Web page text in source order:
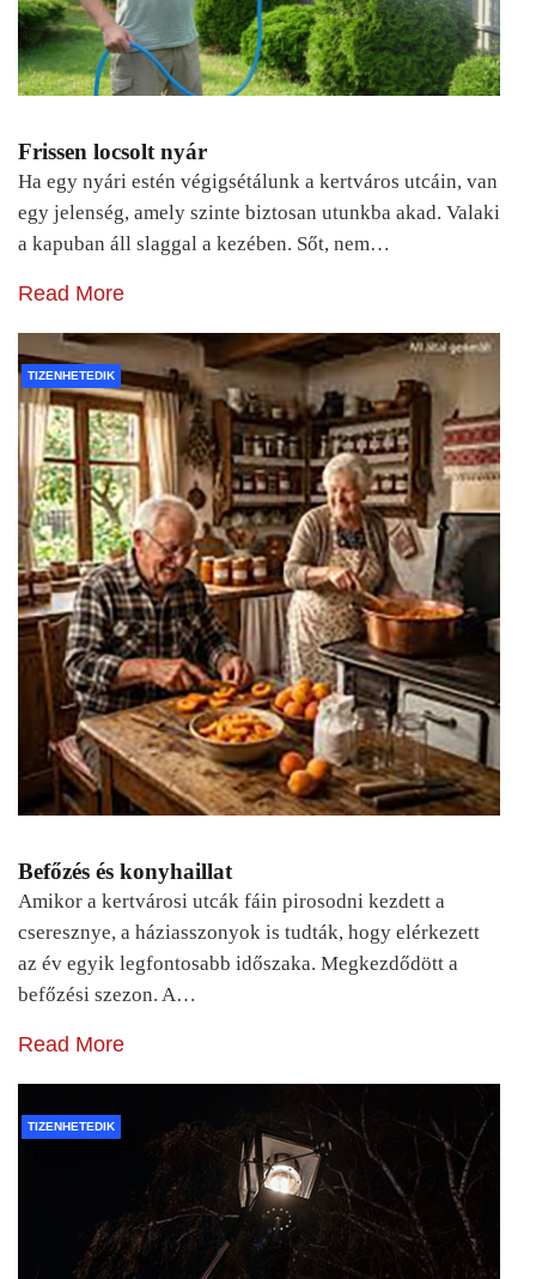
Frissen locsolt nyár
Ha egy nyári estén végigsétálunk a kertváros utcáin, van
egy jelenség, amely szinte biztosan utunkba akad. Valaki
a kapuban áll slaggal a kezében. Sőt, nem…
Read More
TIZENHETEDIK
Befőzés és konyhaillat
Amikor a kertvárosi utcák fáin pirosodni kezdett a
cseresznye, a háziasszonyok is tudták, hogy elérkezett
az év egyik legfontosabb időszaka. Megkezdődött a
befőzési szezon. A…
Read More
TIZENHETEDIK